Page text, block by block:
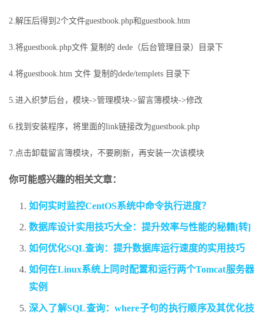
2.解压后得到2个文件guestbook.php和guestbook.htm
3.将guestbook.php文件 复制的 dede（后台管理目录）目录下
4.将guestbook.htm 文件 复制的dede/templets 目录下
5.进入织梦后台，模块->管理模块->留言簿模块->修改
6.找到安装程序，将里面的link链接改为guestbook.php
7.点击卸载留言簿模块，不要刷新，再安装一次该模块
你可能感兴趣的相关文章：
如何实时监控CentOS系统中命令执行进度？
数据库设计实用技巧大全：提升效率与性能的秘籍[转]
如何优化SQL查询：提升数据库运行速度的实用技巧
如何在Linux系统上同时配置和运行两个Tomcat服务器
实例
深入了解SQL查询：where子句的执行顺序及其优化技